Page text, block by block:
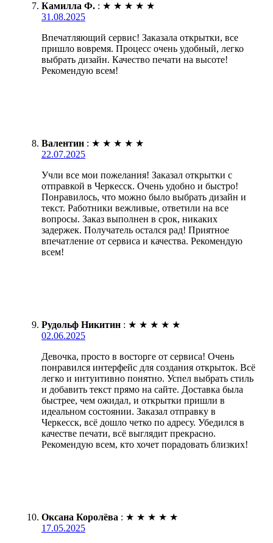
Камилла Ф. : ★ ★ ★ ★ ★
31.08.2025
Впечатляющий сервис! Заказала открытки, все
пришло вовремя. Процесс очень удобный, легко
выбрать дизайн. Качество печати на высоте!
Рекомендую всем!
Валентин : ★ ★ ★ ★ ★
22.07.2025
Учли все мои пожелания! Заказал открытки с
отправкой в Черкесск. Очень удобно и быстро!
Понравилось, что можно было выбрать дизайн и
текст. Работники вежливые, ответили на все
вопросы. Заказ выполнен в срок, никаких
задержек. Получатель остался рад! Приятное
впечатление от сервиса и качества. Рекомендую
всем!
Рудольф Никитин : ★ ★ ★ ★ ★
02.06.2025
Девочка, просто в восторге от сервиса! Очень
понравился интерфейс для создания открыток. Всё
легко и интуитивно понятно. Успел выбрать стиль
и добавить текст прямо на сайте. Доставка была
быстрее, чем ожидал, и открытки пришли в
идеальном состоянии. Заказал отправку в
Черкесск, всё дошло четко по адресу. Убедился в
качестве печати, всё выглядит прекрасно.
Рекомендую всем, кто хочет порадовать близких!
Оксана Королёва : ★ ★ ★ ★ ★
17.05.2025